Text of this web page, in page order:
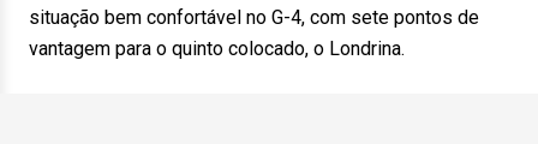
situação bem confortável no G-4, com sete pontos de
vantagem para o quinto colocado, o Londrina.